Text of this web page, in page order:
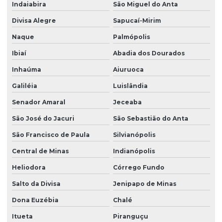
Indaiabira São Miguel do Anta
Divisa Alegre Sapucaí-Mirim
Naque Palmópolis
Ibiaí Abadia dos Dourados
Inhaúma Aiuruoca
Galiléia Luislândia
Senador Amaral Jeceaba
São José do Jacuri São Sebastião do Anta
São Francisco de Paula Silvianópolis
Central de Minas Indianópolis
Heliodora Córrego Fundo
Salto da Divisa Jenipapo de Minas
Dona Euzébia Chalé
Itueta Piranguçu